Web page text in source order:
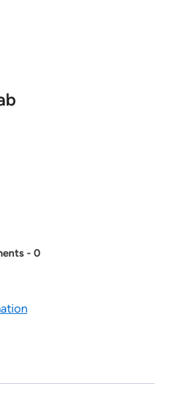
- 0